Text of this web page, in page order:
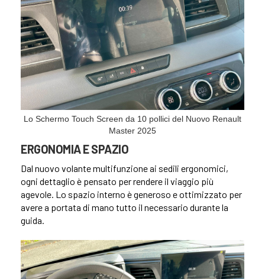
Lo Schermo Touch Screen da 10 pollici del Nuovo Renault
Master 2025
ERGONOMIA E SPAZIO
Dal nuovo volante multifunzione ai sedili ergonomici,
ogni dettaglio è pensato per rendere il viaggio più
agevole. Lo spazio interno è generoso e ottimizzato per
avere a portata di mano tutto il necessario durante la
guida.